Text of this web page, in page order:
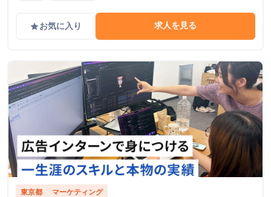
gradeお気に入り 求人を見る
東京都 マーケティング